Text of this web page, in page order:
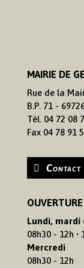
MAIRIE DE
Rue de la
B.P. 71 -
Tél. 04 72 08
Fax 04 78 91
Contact
Lundi, mardi
08h30 - 12h •
Mercredi
08h30 - 12h